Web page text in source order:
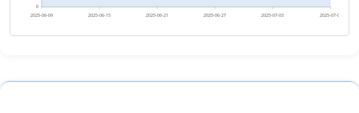
0
2025-06-09 2025-06-15 2025-06-21 2025-06-27 2025-07-03 2025-07-09